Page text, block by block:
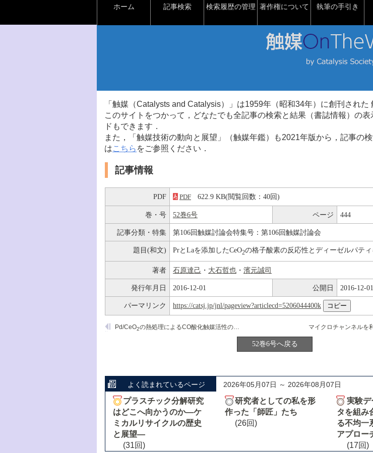
ホーム 記事検索 検索履歴の管理 著作権について 執筆の手引き
「触媒（Catalysts and Catalysis）」は1959年（昭和34年）に創刊された
このサイトをつかって，どなたでも全記事の検索と結果（書誌情報）の
ドもできます．
また，「触媒技術の動向と展望」（触媒年鑑）も2021年版から，記事の
はこちら をご参照ください．
記事情報
PDF PDF 622.9 KB(閲覧回数：40回)
巻・号 52巻6号 ページ 444
記事分類・特集 第106回触媒討論会特集号：第106回触媒討論会
題目(和文) PrとLaを添加したCeO2の格子酸素の反応性とディーゼルパテ
著者 石原達己 ・ 大石哲也 ・ 濱元誠司
発行年月日 2016-12-01 公開日 2016-12-01
パーマリンク https://catsj.jp/jnl/pageview?articlecd=5206044400k
Pd/CeO2の熱処理によるCO酸化触媒活性の向上
52巻6号へ戻る
よく読まれているページ 2026年05月07日 ～ 2026年08月07日
プラスチック分解研究
はどこへ向かうのか―ケ
ミカルリサイクルの歴史
と展望―
(31回)
研究者としての私を形
作った「師匠」たち
(26回)
実験デ
タを組み
る不均一
アプロー
(17回)